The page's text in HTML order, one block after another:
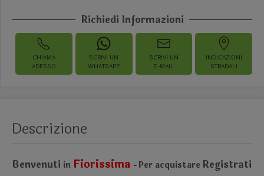
Richiedi Informazioni
CHIAMA
ADESSO
SCRIVI UN
WHATSAPP
SCRIVI UN
E-MAIL
INDICAZIONI
STRADALI
Descrizione
Benvenuti in Fiorissima - Per acquistare Registrati